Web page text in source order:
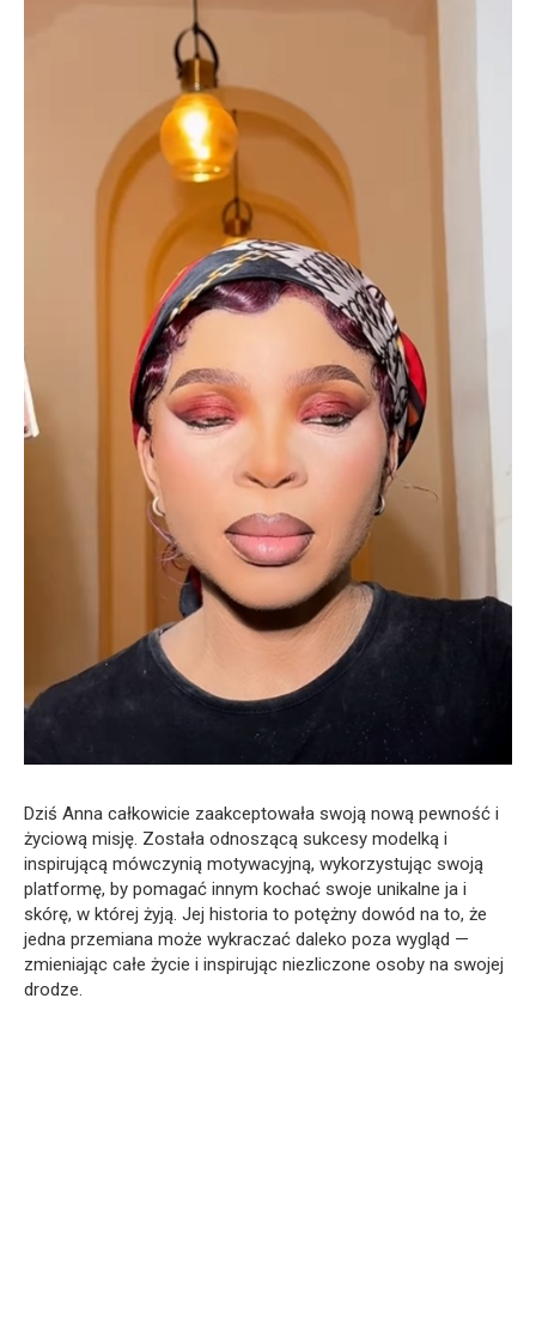
Dziś Anna całkowicie zaakceptowała swoją nową pewność i
życiową misję. Została odnoszącą sukcesy modelką i
inspirującą mówczynią motywacyjną, wykorzystując swoją
platformę, by pomagać innym kochać swoje unikalne ja i
skórę, w której żyją. Jej historia to potężny dowód na to, że
jedna przemiana może wykraczać daleko poza wygląd —
zmieniając całe życie i inspirując niezliczone osoby na swojej
drodze.